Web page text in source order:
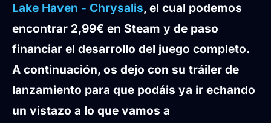
Lake Haven - Chrysalis, el cual podemos
encontrar 2,99€ en Steam y de paso
financiar el desarrollo del juego completo.
A continuación, os dejo con su tráiler de
lanzamiento para que podáis ya ir echando
un vistazo a lo que vamos a